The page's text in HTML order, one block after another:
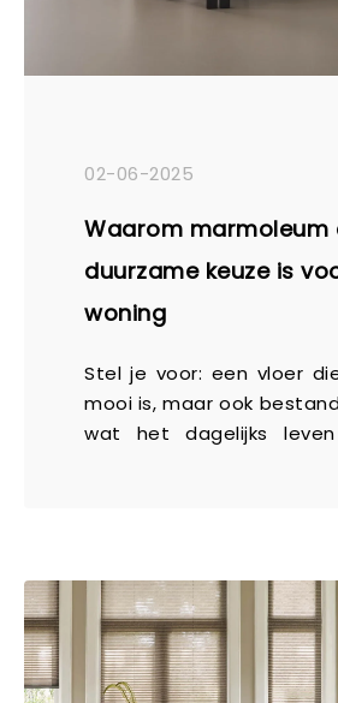
02-06-2025
Waarom marmoleum
duurzame keuze is
woning
Stel je voor: een vloer
mooi is, maar ook
wat het dagelijks
huisdieren die hun
modern huishouden.
je nu juist voor
zetten de voordelen voor